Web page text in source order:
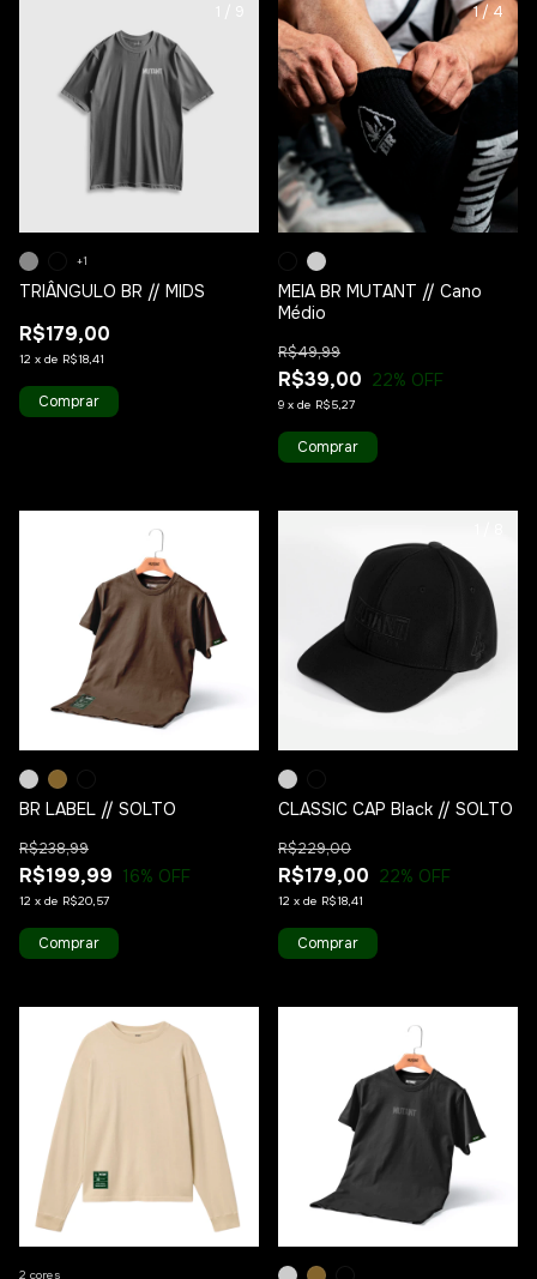
TRIÂNGULO BR // MIDS
R$179,00
12 x de R$18,41
+1
Comprar
1/ 4
MEIA BR MUTANT // Cano
Médio
R$39,00
R$49,99
22% OFF
9 x de R$5,27
Comprar
BR LABEL // SOLTO
R$199,99
R$238,99
16% OFF
12 x de R$20,57
Comprar
CLASSIC CAP Black // SOLTO
R$179,00
R$229,00
22% OFF
12 x de R$18,41
Comprar
2 cores